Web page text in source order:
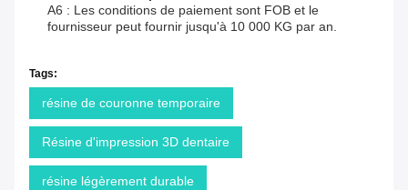
A6 : Les conditions de paiement sont FOB et le
fournisseur peut fournir jusqu'à 10 000 KG par an.
Tags:
résine de couronne temporaire
Résine d'impression 3D dentaire
résine légèrement durable